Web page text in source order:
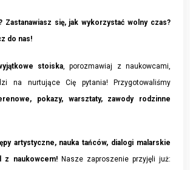
Zastanawiasz się, jak wykorzystać wolny czas?
do nas!
stoiska, porozmawiaj z naukowcami,
na nurtujące Cię pytania! Przygotowaliśmy
pokazy, warsztaty, zawody rodzinne
artystyczne, nauka tańców, dialogi malarskie
z naukowcem!Nasze zaproszenie przyjęli już: